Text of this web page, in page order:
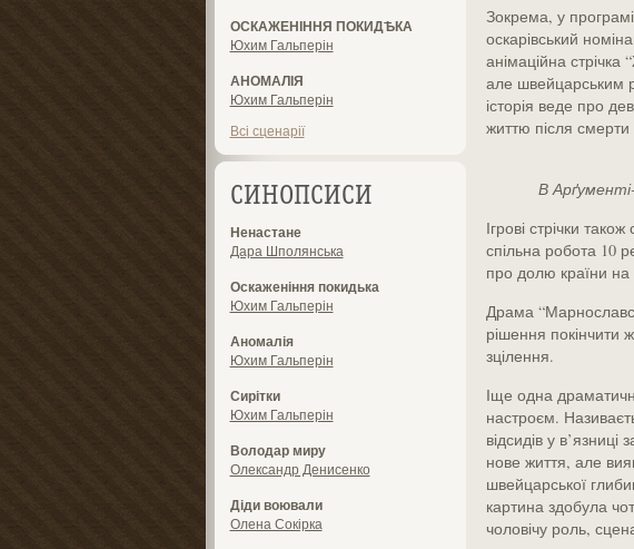
ОСКАЖЕНІННЯ ПОКИДѢКА
Юхим Гальперін
АНОМАЛІЯ
Юхим Гальперін
Всі сценарії
СИНОПСИСИ
Ненастане
Дара Шполянська
Оскаженіння покидька
Юхим Гальперін
Аномалія
Юхим Гальперін
Сирітки
Юхим Гальперін
Володар миру
Олександр Денисенко
Діди воювали
Олена Сокірка
Зокрема, у
оскарівський
анімаційна стрічка
але швейцарським
історія веде про
життю після смерти
В
Ігрові стрічки
спільна робота 10
про долю країни на
Драма
рішення покінчити
зцілення.
Іще одна
настроєм.
відсидів у
нове життя, але
швейцарської
картина здобула
чоловічу роль,